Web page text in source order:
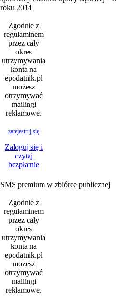
roku 2014
Zgodnie z
regulaminem
przez cały
okres
utrzymywania
konta na
epodatnik.pl
możesz
otrzymywać
mailingi
reklamowe.
zarejestruj się
Zaloguj się i
czytaj
bezpłatnie
SMS premium w zbiórce publicznej
Zgodnie z
regulaminem
przez cały
okres
utrzymywania
konta na
epodatnik.pl
możesz
otrzymywać
mailingi
reklamowe.